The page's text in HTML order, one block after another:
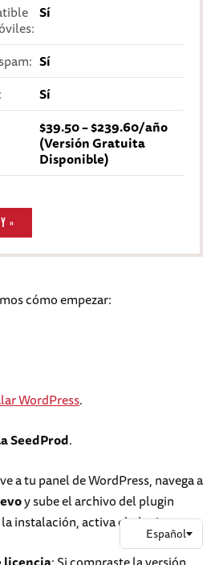
Sí
Sí
Sí
$39.50 – $239.60/año
(Versión Gratuita
Disponible)
»
cómo empezar:
WordPress.
SeedProd.
a tu panel de WordPress, navega a
y sube el archivo del plugin
la instalación, activa el plugin.